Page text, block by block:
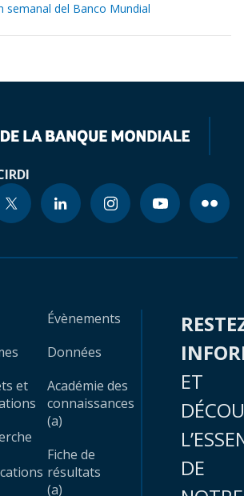
semanal del Banco Mundial
et
Évènements
Données
Académie des
connaissances
(a)
Fiche de
résultats
(a)
ET
DE